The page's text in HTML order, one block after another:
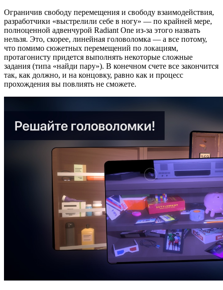
Ограничив свободу перемещения и свободу взаимодействия,
разработчики «выстрелили себе в ногу» — по крайней мере,
полноценной адвенчурой Radiant One из-за этого назвать
нельзя. Это, скорее, линейная головоломка — а все потому,
что помимо сюжетных перемещений по локациям,
протагонисту придется выполнять некоторые сложные
задания (типа «найди пару»). В конечном счете все закончится
так, как должно, и на концовку, равно как и процесс
прохождения вы повлиять не сможете.